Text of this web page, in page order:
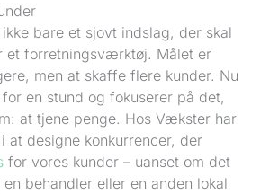
bare et sjovt indslag, der skal
et forretningsværktøj. Målet er
men at skaffe flere kunder. Nu
en stund og fokuserer på det,
at tjene penge. Hos Vækster har
at designe konkurrencer, der
for vores kunder – uanset om det
behandler eller en anden lokal